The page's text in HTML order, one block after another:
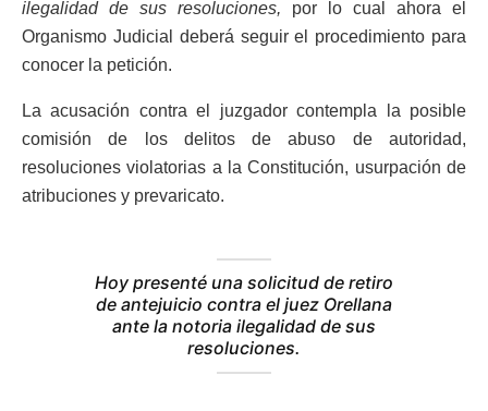
ilegalidad de sus resoluciones, por lo cual ahora el
Organismo Judicial deberá seguir el procedimiento para
conocer la petición.
La acusación contra el juzgador contempla la posible
comisión de los delitos de abuso de autoridad,
resoluciones violatorias a la Constitución, usurpación de
atribuciones y prevaricato.
Hoy presenté una solicitud de retiro
de antejuicio contra el juez Orellana
ante la notoria ilegalidad de sus
resoluciones.